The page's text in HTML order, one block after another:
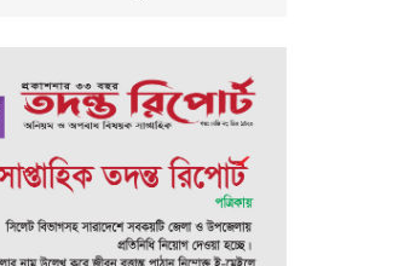
দখলদারিত্ব বজায় রাখতে মরিয়া
‘পিচ্চি’ আমিনুর!
কিশোরীকে যৌনপীড়নের পর
ভ্রূণহত্যার অপচেষ্টা, গোয়াইনঘাট